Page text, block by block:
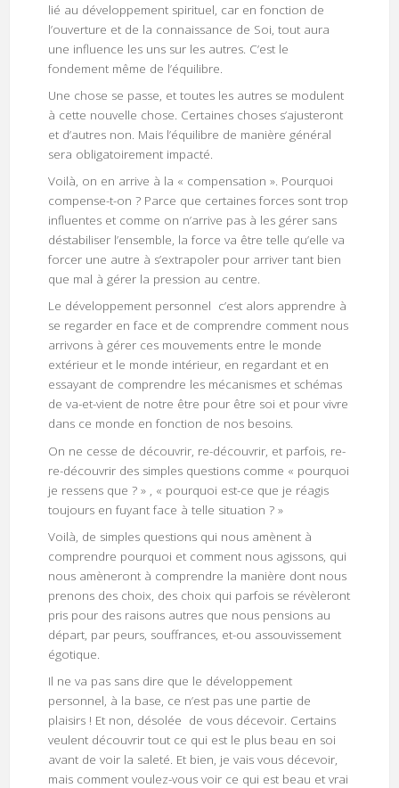
lié au développement spirituel, car en fonction de
l’ouverture et de la connaissance de Soi, tout aura
une influence les uns sur les autres. C’est le
fondement même de l’équilibre.
Une chose se passe, et toutes les autres se modulent
à cette nouvelle chose. Certaines choses s’ajusteront
et d’autres non. Mais l’équilibre de manière général
sera obligatoirement impacté.
Voilà, on en arrive à la « compensation ». Pourquoi
compense-t-on ? Parce que certaines forces sont trop
influentes et comme on n’arrive pas à les gérer sans
déstabiliser l’ensemble, la force va être telle qu’elle va
forcer une autre à s’extrapoler pour arriver tant bien
que mal à gérer la pression au centre.
Le développement personnel c’est alors apprendre à
se regarder en face et de comprendre comment nous
arrivons à gérer ces mouvements entre le monde
extérieur et le monde intérieur, en regardant et en
essayant de comprendre les mécanismes et schémas
de va-et-vient de notre être pour être soi et pour vivre
dans ce monde en fonction de nos besoins.
On ne cesse de découvrir, re-découvrir, et parfois, re-
re-découvrir des simples questions comme « pourquoi
je ressens que ? » , « pourquoi est-ce que je réagis
toujours en fuyant face à telle situation ? »
Voilà, de simples questions qui nous amènent à
comprendre pourquoi et comment nous agissons, qui
nous amèneront à comprendre la manière dont nous
prenons des choix, des choix qui parfois se révèleront
pris pour des raisons autres que nous pensions au
départ, par peurs, souffrances, et-ou assouvissement
égotique.
Il ne va pas sans dire que le développement
personnel, à la base, ce n’est pas une partie de
plaisirs ! Et non, désolée de vous décevoir. Certains
veulent découvrir tout ce qui est le plus beau en soi
avant de voir la saleté. Et bien, je vais vous décevoir,
mais comment voulez-vous voir ce qui est beau et vrai